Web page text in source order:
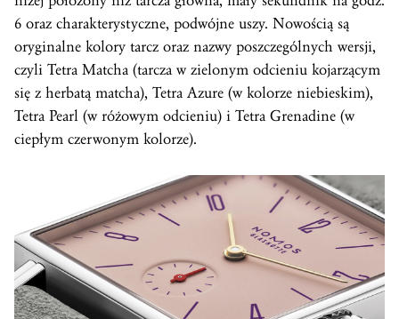
6 oraz charakterystyczne, podwójne uszy. Nowością są
oryginalne kolory tarcz oraz nazwy poszczególnych wersji,
czyli Tetra Matcha (tarcza w zielonym odcieniu kojarzącym
się z herbatą matcha), Tetra Azure (w kolorze niebieskim),
Tetra Pearl (w różowym odcieniu) i Tetra Grenadine (w
ciepłym czerwonym kolorze).